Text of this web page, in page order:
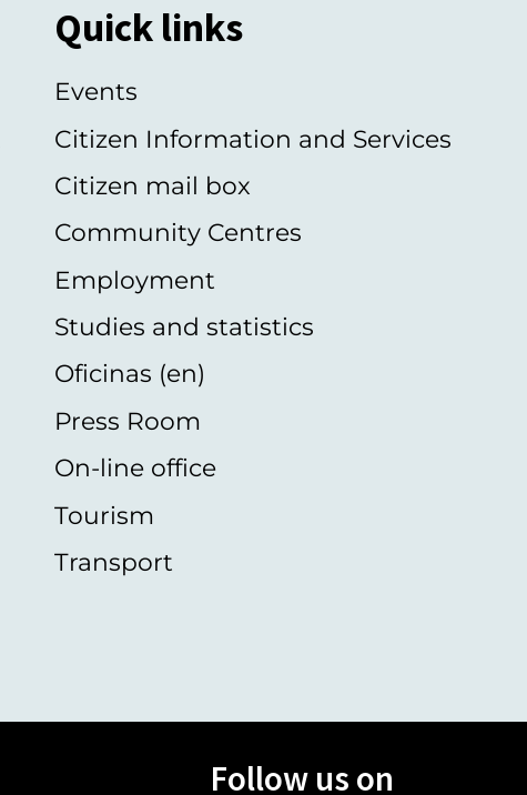
Quick links
Events
Citizen Information and Services
Citizen mail box
Community Centres
Employment
Studies and statistics
Oficinas (en)
Press Room
On-line office
Tourism
Transport
Follow us on